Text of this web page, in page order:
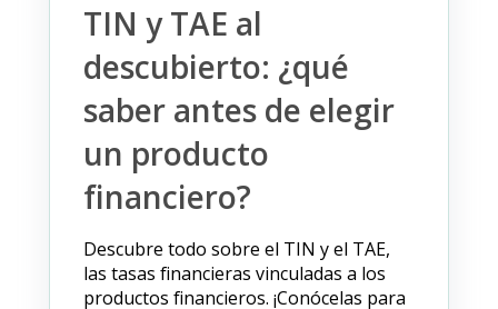
TIN y TAE al
descubierto: ¿qué
saber antes de elegir
un producto
financiero?
Descubre todo sobre el TIN y el TAE,
las tasas financieras vinculadas a los
productos financieros. ¡Conócelas para